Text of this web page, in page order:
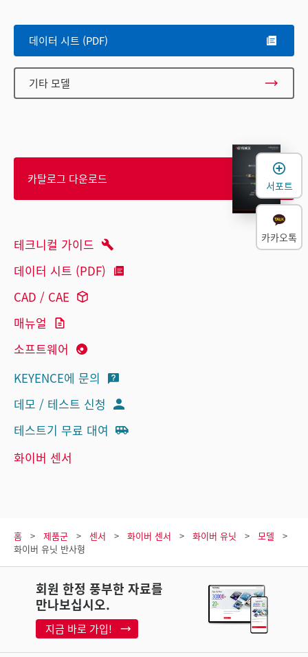
데이터 시트 (PDF)
기타 모델
카탈로그 다운로드
테크니컬 가이드
데이터 시트 (PDF)
CAD / CAE
매뉴얼
소프트웨어
KEYENCE에 문의
데모 / 테스트 신청
테스트기 무료 대여
화이버 센서
홈 제품군 센서 화이버 센서 화이버 유닛
모델
화이버 유닛 반사형
회원 한정 풍부한 자료를
만나보십시오.
지금 바로 가입!
서포트
카카오톡